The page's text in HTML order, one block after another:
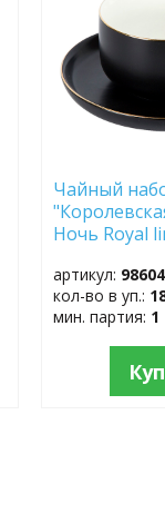
Чайный
Ночь Royal
артикул: 98604
кол-во в уп.:
мин. партия: 1